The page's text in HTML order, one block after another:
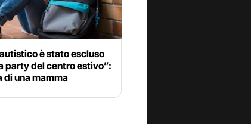
è stato escluso
party del centro estivo”:
di una mamma